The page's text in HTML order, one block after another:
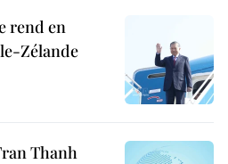
rend en
Zélande
Thanh